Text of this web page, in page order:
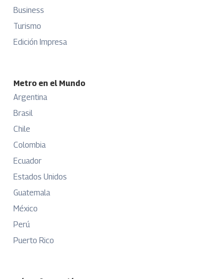
Business
Turismo
Edición Impresa
Metro en el Mundo
Argentina
Brasil
Chile
Colombia
Ecuador
Estados Unidos
Guatemala
México
Perú
Puerto Rico